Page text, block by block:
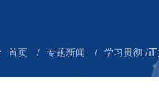
首页 / 专题新闻 / 学习贯彻 /